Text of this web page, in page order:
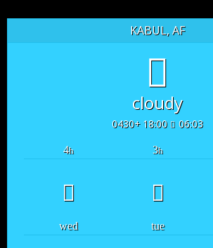
KABUL, AF
cloudy
06:03
18:00 +0430
3h
4h
tue
wed